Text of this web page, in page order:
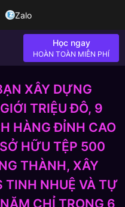
Zalo
Học ngay
HOÀN TOÀN MIỄN PHÍ
XÂY DỰNG
TRIỆU ĐÔ, 9
HÀNG ĐỈNH CAO
HỮU TỆP 500
THÀNH, XÂY
TINH NHUỆ VÀ TỰ
CHỈ TRONG 6